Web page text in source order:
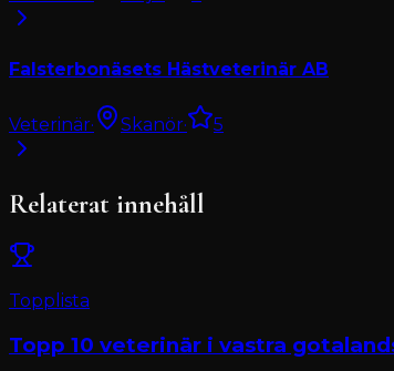
Falsterbonäsets Hästveterinär AB
Veterinär· Skanör· 5
Relaterat innehåll
Topplista
Topp 10 veterinär i vastra